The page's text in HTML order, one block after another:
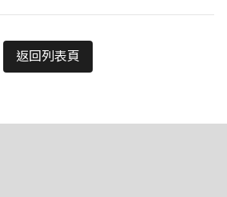
返回列表頁